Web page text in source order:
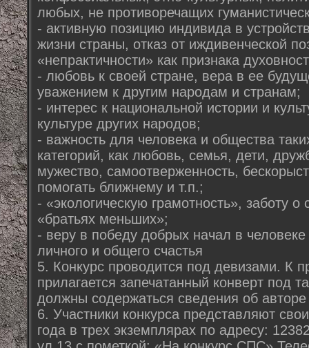
любых, не противоречащих
- активную позицию индивида в
жизни страны, отказ от иждивенческой
«непрактичности» как признака
- любовь к своей стране, вера в ее
уважением к другим народам и странам;
- интерес к национальной истории и
культуре других народов;
- важность для человека и общества
категорий, как любовь, семья, дети,
мужество, самоотверженность,
помогать ближнему и т.п.;
- «экологическую грамотность», заботу
«братьях меньших»;
- веру в победу добрых начал в
личного и общего счастья
5. Конкурс проводится под девизами. К
прилагается запечатанный конверт под
должны содержаться сведения об
6. Участники конкурса представляют
года в трех экземплярах по адресу: